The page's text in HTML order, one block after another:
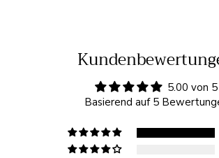
5.00 von 5
Basierend auf 5